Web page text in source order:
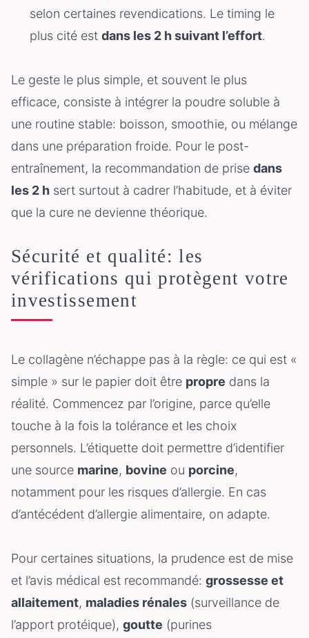
selon certaines revendications. Le timing le
plus cité est dans les 2 h suivant l’effort.
Le geste le plus simple, et souvent le plus
efficace, consiste à intégrer la poudre soluble à
une routine stable: boisson, smoothie, ou mélange
dans une préparation froide. Pour le post-
entraînement, la recommandation de prise dans
les 2 h sert surtout à cadrer l’habitude, et à éviter
que la cure ne devienne théorique.
Sécurité et qualité: les
vérifications qui protègent votre
investissement
Le collagène n’échappe pas à la règle: ce qui est «
simple » sur le papier doit être propre dans la
réalité. Commencez par l’origine, parce qu’elle
touche à la fois la tolérance et les choix
personnels. L’étiquette doit permettre d’identifier
une source marine, bovine ou porcine,
notamment pour les risques d’allergie. En cas
d’antécédent d’allergie alimentaire, on adapte.
Pour certaines situations, la prudence est de mise
et l’avis médical est recommandé: grossesse et
allaitement, maladies rénales (surveillance de
l’apport protéique), goutte (purines